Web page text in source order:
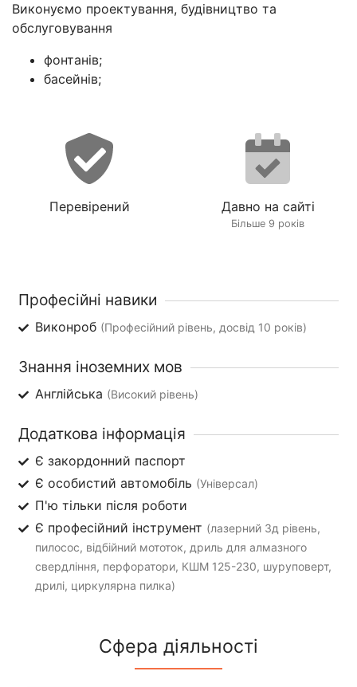
Виконуємо проектування, будівництво та
обслуговування
фонтанів;
басейнів;
Перевірений Давно на сайті
Більше 9 років
Професійні навики
Виконроб (Професійний рівень, досвід 10 років)
Знання іноземних мов
Англійська (Високий рівень)
Додаткова інформація
Є закордонний паспорт
Є особистий автомобіль (Універсал)
П'ю тільки після роботи
Є професійний інструмент (лазерний 3д рівень,
пилосос, відбійний мототок, дриль для алмазного
свердління, перфоратори, КШМ 125-230, шуруповерт,
дрилі, циркулярна пилка)
Сфера діяльності